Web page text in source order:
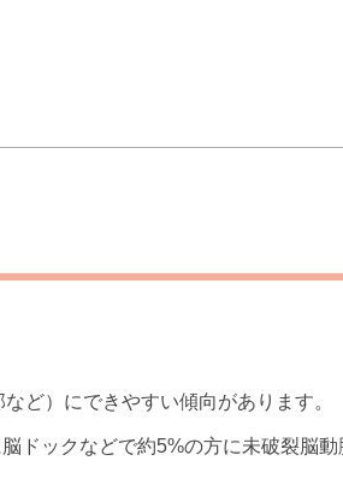
ど）にできやすい傾向があります。
ドックなどで約5%の方に未破裂脳